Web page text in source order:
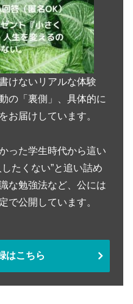
けないリアルな体験
の「裏側」、具体的に
お届けしています。
った学生時代から這い
たくない”と追い詰め
な勉強法など、公には
で公開しています。
はこちら